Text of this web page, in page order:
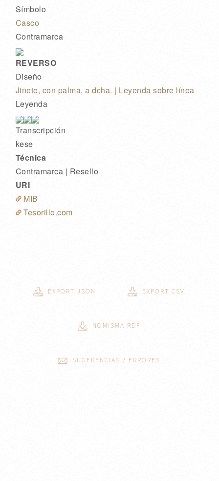
Símbolo
Casco
Contramarca
REVERSO
Diseño
Jinete, con palma, a dcha. | Leyenda sobre línea
Leyenda
Transcripción
kese
Técnica
Contramarca | Resello
URI
MIB
Tesorillo.com